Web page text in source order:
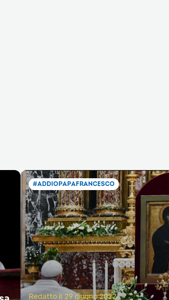
#ADDIOPAPAFRANCESCO
Redatto il 29 giugno 2022